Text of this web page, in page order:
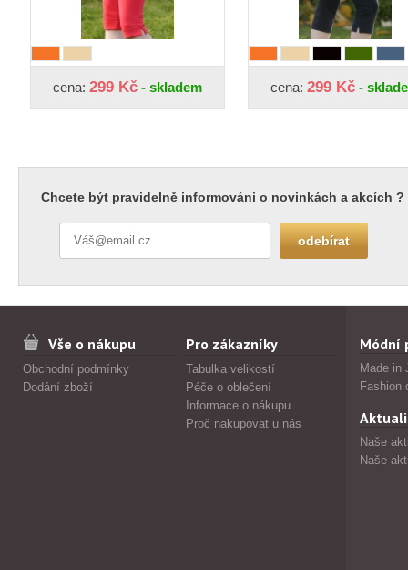
cena: 299 Kč - skladem cena: 299 Kč -
Chcete být pravidelně informováni o novinkách a akcích ?
Vše o nákupu
Obchodní podmínky
Dodání zboží
Pro zákazníky
Tabulka velikostí
Péče o oblečení
Informace o nákupu
Proč nakupovat u nás
Módní
Made in
Fashion
Naše
Naše